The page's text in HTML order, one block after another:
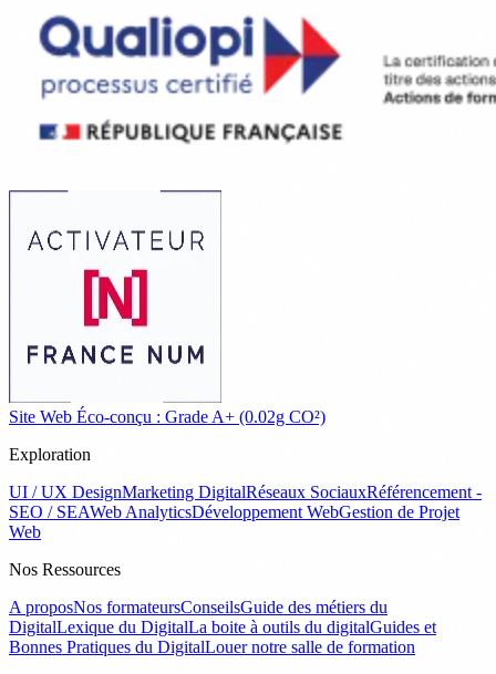
Site Web Éco-conçu : Grade A+ (0.02g CO²)
Exploration
UI / UX DesignMarketing DigitalRéseaux SociauxRéférencement -
SEO / SEAWeb AnalyticsDéveloppement WebGestion de Projet
Web
Nos Ressources
A proposNos formateursConseilsGuide des métiers du
DigitalLexique du DigitalLa boite à outils du digitalGuides et
Bonnes Pratiques du DigitalLouer notre salle de formation